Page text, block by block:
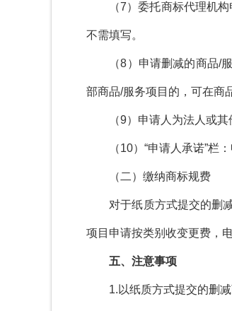
（7）委托商标代理机
不需填写。
（8）申请删减的商品/
部商品/服务项目的，可在商
（9）申请人为法人或
（10） “申请人承诺”栏
（二）缴纳商标规费
对于纸质方式提交的删减
项目申请按类别收变更费，
五、注意事项
1. 以纸质方式提交的删